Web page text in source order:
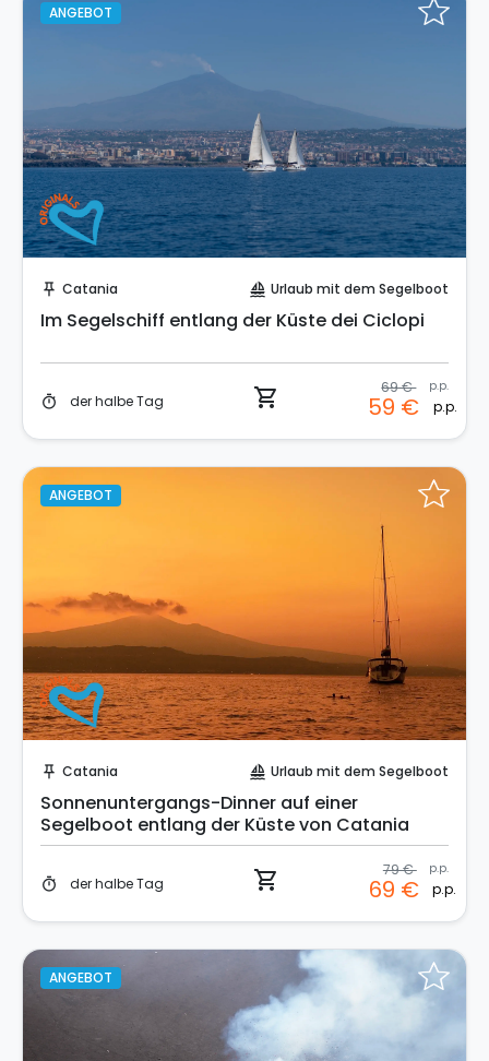
ANGEBOT
push_pin Catania sailing Urlaub mit dem Segelboot
Im Segelschiff entlang der Küste dei Ciclopi
timer der halbe Tag shopping_cart 69 € p.p.
59 € p.p.
ANGEBOT
push_pin Catania sailing Urlaub mit dem Segelboot
Sonnenuntergangs-Dinner auf einer
Segelboot entlang der Küste von Catania
timer der halbe Tag shopping_cart 79 € p.p.
69 € p.p.
ANGEBOT